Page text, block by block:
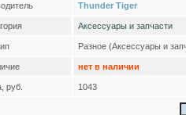
Thunder Tiger
Аксессуары и запчасти
Разное (Аксессуары и
нет в наличии
руб. 1043